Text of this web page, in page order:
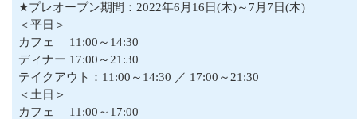
★プレオープン期間：2022年6月16日(木)～7月7日(木)
＜平日＞
カフェ 11:00～14:30
ディナー 17:00～21:30
テイクアウト：11:00～14:30 ／ 17:00～21:30
＜土日＞
カフェ 11:00～17:00